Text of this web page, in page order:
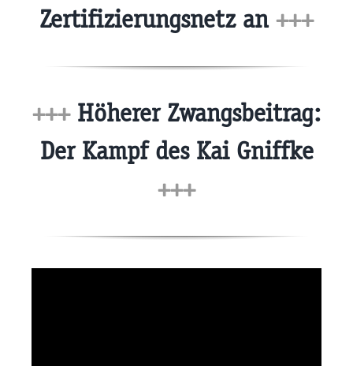
Zertifizierungsnetz an +++
+++Höherer Zwangsbeitrag:
Der Kampf des Kai Gniffke
+++